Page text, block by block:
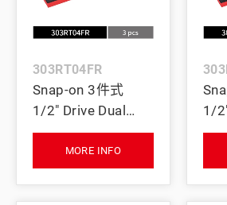
303RT04FR
Snap-on 3件式
1/2" Drive Dual
80® 4分 軟膠長柄
/ 極短柄 活動式可
逆棘輪扳手組 附
MORE INFO
1/
一
扳